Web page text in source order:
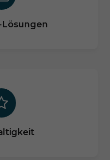
Lösungen